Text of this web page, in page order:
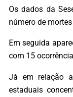
Os dados da
número de
Em seguida
com 15
Já em relação
estaduais